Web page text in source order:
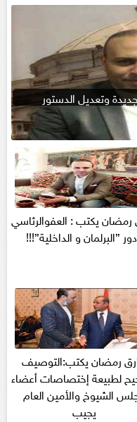
وتعديل الدستور
يكتب : العفوالرئاسي
”البرلمان و الداخلية”!!!
رمضان يكتب:التوصيف
لطبيعة إختصاصات أعضاء
الشيوخ والأمين العام
يجيب